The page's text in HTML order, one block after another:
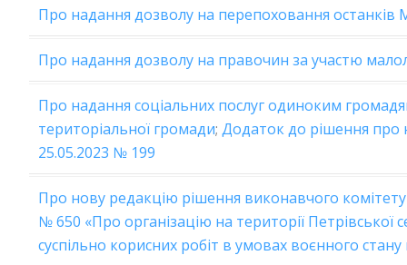
Про надання дозволу на перепоховання
Про надання дозволу на правочин за участю
Про надання соціальних послуг одиноким
територіальної громади; Додаток до рішення про
25.05.2023 № 199
Про нову редакцію рішення виконавчого
№ 650 «Про організацію на території Петрівської
суспільно корисних робіт в умовах воєнного стану